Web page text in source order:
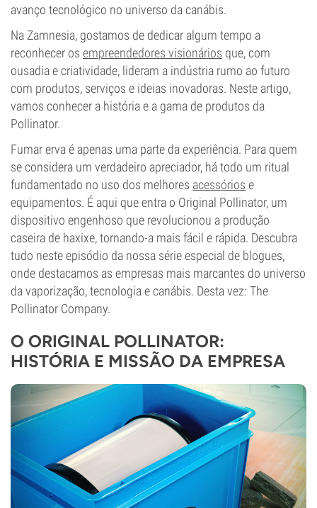
avanço tecnológico no universo da canábis.
Na Zamnesia, gostamos de dedicar algum tempo a
reconhecer os empreendedores visionários que, com
ousadia e criatividade, lideram a indústria rumo ao futuro
com produtos, serviços e ideias inovadoras. Neste artigo,
vamos conhecer a história e a gama de produtos da
Pollinator.
Fumar erva é apenas uma parte da experiência. Para quem
se considera um verdadeiro apreciador, há todo um ritual
fundamentado no uso dos melhores acessórios e
equipamentos. É aqui que entra o Original Pollinator, um
dispositivo engenhoso que revolucionou a produção
caseira de haxixe, tornando-a mais fácil e rápida. Descubra
tudo neste episódio da nossa série especial de blogues,
onde destacamos as empresas mais marcantes do universo
da vaporização, tecnologia e canábis. Desta vez: The
Pollinator Company.
O ORIGINAL POLLINATOR:
HISTÓRIA E MISSÃO DA EMPRESA